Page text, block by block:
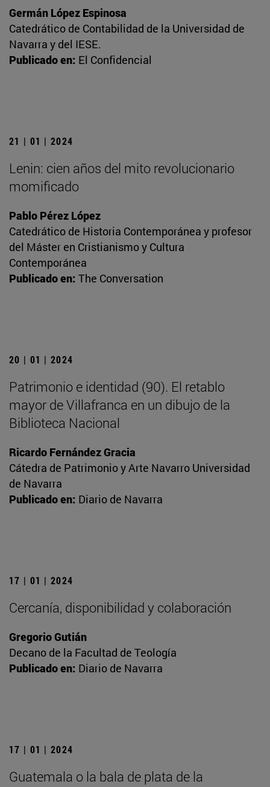
Germán López Espinosa
Catedrático de Contabilidad de la Universidad de
Navarra y del IESE.
Publicado en: El Confidencial
21 | 01 | 2024
Lenin: cien años del mito revolucionario
momificado
Pablo Pérez López
Catedrático de Historia Contemporánea y profesor
del Máster en Cristianismo y Cultura
Contemporánea
Publicado en: The Conversation
20 | 01 | 2024
Patrimonio e identidad (90). El retablo
mayor de Villafranca en un dibujo de la
Biblioteca Nacional
Ricardo Fernández Gracia
Cátedra de Patrimonio y Arte Navarro Universidad
de Navarra
Publicado en: Diario de Navarra
17 | 01 | 2024
Cercanía, disponibilidad y colaboración
Gregorio Gutián
Decano de la Facultad de Teología
Publicado en: Diario de Navarra
17 | 01 | 2024
Guatemala o la bala de plata de la